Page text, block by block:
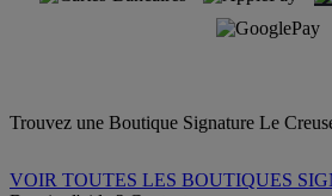
Trouvez une Boutique Signature Le
VOIR TOUTES LES BOUTIQUES